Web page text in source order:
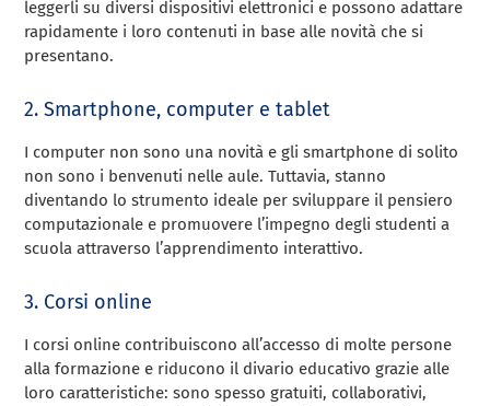
leggerli su diversi dispositivi elettronici e possono adattare
rapidamente i loro contenuti in base alle novità che si
presentano.
2. Smartphone, computer e tablet
I computer non sono una novità e gli smartphone di solito
non sono i benvenuti nelle aule. Tuttavia, stanno
diventando lo strumento ideale per sviluppare il pensiero
computazionale e promuovere l’impegno degli studenti a
scuola attraverso l’apprendimento interattivo.
3. Corsi online
I corsi online contribuiscono all’accesso di molte persone
alla formazione e riducono il divario educativo grazie alle
loro caratteristiche: sono spesso gratuiti, collaborativi,